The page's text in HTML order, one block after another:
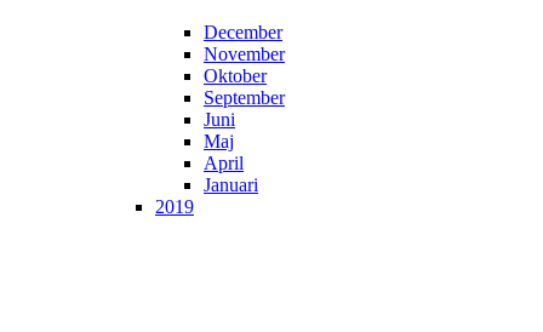
December
November
Oktober
September
Juni
Maj
April
Januari
2019